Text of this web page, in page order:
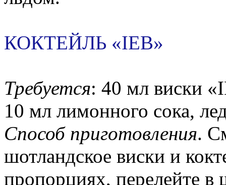
КОКТЕЙЛЬ «IEB»
Требуется: 40 мл виски
10 мл лимонного сока,
Способ приготовления.
шотландское виски и
пропорциях, перелейте